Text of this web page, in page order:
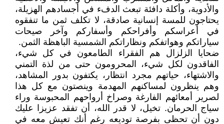
والأدوية، وأكلة دافئة تبعث الدفء في أجسادهم الهزيلة،
يحتاجون للمسة إنسانية صادقة، لا تكلف ثمن ما تنفقوه
في أعراسكم وأفراحكم وأسفاركم وآخر صيحات
سياراتكم وهواتفكم ونظاراتكم الشمسية الباهظة الثمن.
ضحايا الزلزال هم الفقراء الطامعون في كل شيء،
الفاقدون لكل شيء، المحرومون حتى من لذة التمني
والاشتهاء، حياتهم مجرد انتظار، يكتفون بدور المشاهد،
وهم ينظرون لمساكنهم المهدمة وينصتون مع كل هذا
لصرير أمعائهم الفارغة وصراخ أرواحهم المحبوسة وراء
سياج الحرمان. تخيل، لا قدر الله، أن تفقد عزيزا عليك
دون أن تحظى بفرصة توديعه رغم أنك تعيش معه في